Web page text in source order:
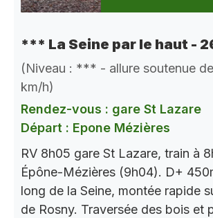
*** La Seine par le haut -
(Niveau : *** - allure soutenue
km/h)
Rendez-vous : gare St Lazare
Départ : Epone Mézières
RV 8h05 gare St Lazare, train à
Épône-Mézières (9h04). D+
long de la Seine, montée rapide
de Rosny. Traversée des bois et